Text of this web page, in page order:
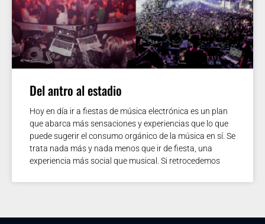
Del antro al estadio
Hoy en día ir a fiestas de música electrónica es un plan
que abarca más sensaciones y experiencias que lo que
puede sugerir el consumo orgánico de la música en sí. Se
trata nada más y nada menos que ir de fiesta, una
experiencia más social que musical. Si retrocedemos